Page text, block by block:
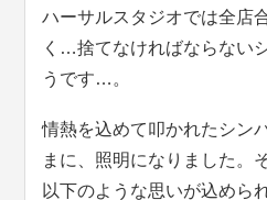
ハーサルスタジオでは全店
く…捨てなければならない
うです…。
情熱を込めて叩かれたシン
まに、照明になりました。
以下のような思いが込めら